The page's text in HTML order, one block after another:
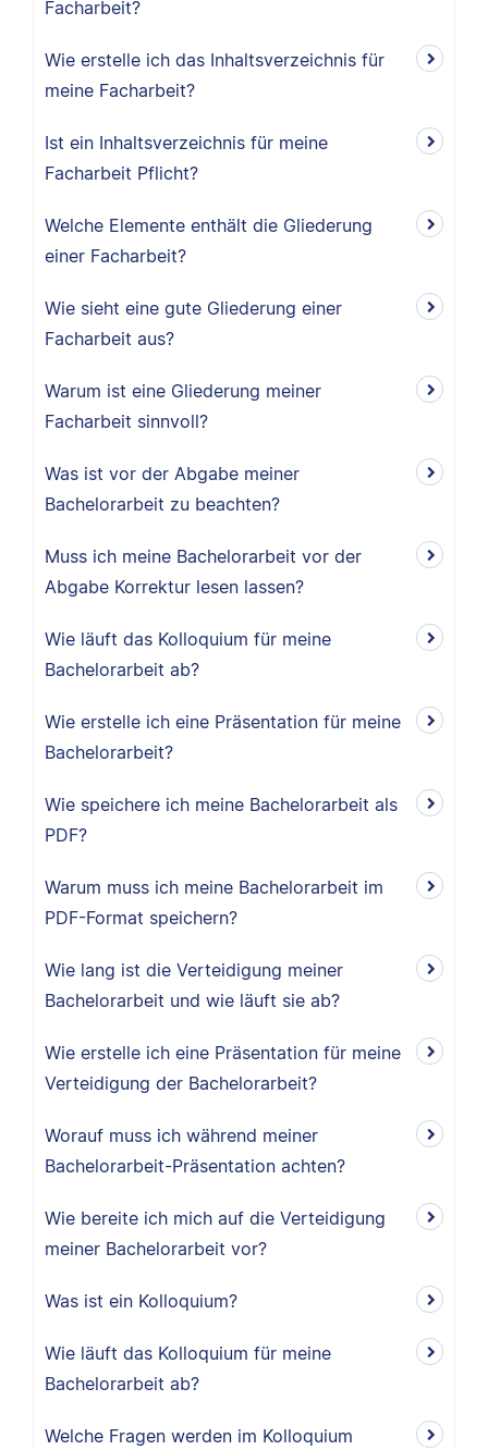
Facharbeit?
Wie erstelle ich das Inhaltsverzeichnis für
meine Facharbeit?
Ist ein Inhaltsverzeichnis für meine
Facharbeit Pflicht?
Welche Elemente enthält die Gliederung
einer Facharbeit?
Wie sieht eine gute Gliederung einer
Facharbeit aus?
Warum ist eine Gliederung meiner
Facharbeit sinnvoll?
Was ist vor der Abgabe meiner
Bachelorarbeit zu beachten?
Muss ich meine Bachelorarbeit vor der
Abgabe Korrektur lesen lassen?
Wie läuft das Kolloquium für meine
Bachelorarbeit ab?
Wie erstelle ich eine Präsentation für meine
Bachelorarbeit?
Wie speichere ich meine Bachelorarbeit als
PDF?
Warum muss ich meine Bachelorarbeit im
PDF-Format speichern?
Wie lang ist die Verteidigung meiner
Bachelorarbeit und wie läuft sie ab?
Wie erstelle ich eine Präsentation für meine
Verteidigung der Bachelorarbeit?
Worauf muss ich während meiner
Bachelorarbeit-Präsentation achten?
Wie bereite ich mich auf die Verteidigung
meiner Bachelorarbeit vor?
Was ist ein Kolloquium?
Wie läuft das Kolloquium für meine
Bachelorarbeit ab?
Welche Fragen werden im Kolloquium